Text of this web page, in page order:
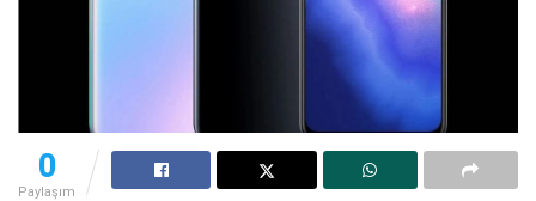
0
Paylaşım